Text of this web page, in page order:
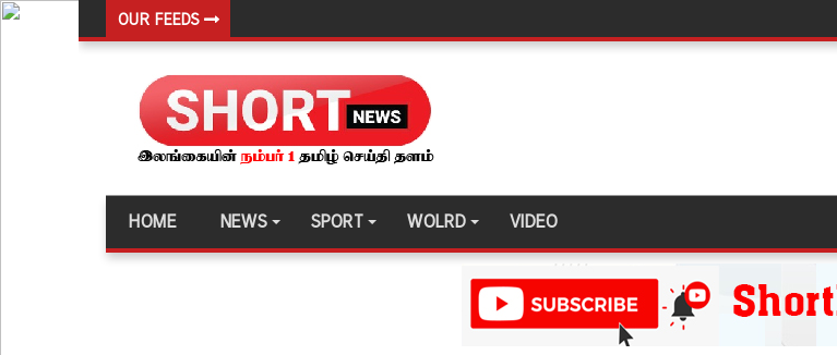
OUR FEEDS
தரக் குறைபாடுகள் காரணமாக சில நாடுகளில் புதிய இலங்கை கடவுச்சீட்டுகள் நிராகரிப்பு - முஜீப் எம்.பி.
தெற்கு அதிவேக நெடுஞ்சாலையின் கெலனிகம பகுதியில் கடும் போக்குவரத்து!
நாடு தழுவிய சோதனைகளில் தரமற்ற தலைக்கவசங்கள் 431 பறிமுதல்!
இலங்கையர்களை இலக்கு வைத்து இணையவழிப் பண மோசடி - எச்சரிக்கை!
HOME NEWS SPORT WOLRD VIDEO